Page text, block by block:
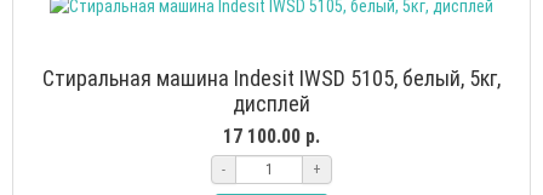
Стиральная машина Indesit IWSD 5105, белый, 5кг,
дисплей
17 100.00 р.
- +